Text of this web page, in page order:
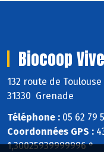
Biocoop
132 route de Toulouse
31330 Grenade
Téléphone : 05 62 79
Coordonnées GPS :
1,30025939999996 °